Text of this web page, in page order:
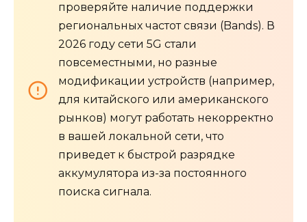
проверяйте наличие поддержки
региональных частот связи (Bands). В
2026 году сети 5G стали
повсеместными, но разные
модификации устройств (например,
для китайского или американского
рынков) могут работать некорректно
в вашей локальной сети, что
приведет к быстрой разрядке
аккумулятора из-за постоянного
поиска сигнала.